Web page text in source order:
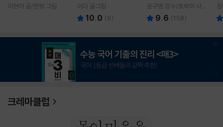
이현아 글/핸짱 그림 이다 글그림
10.0 (9)
윤구병 감수/토박이 사전
편찬실 편
9.6 (158)
크레마클럽